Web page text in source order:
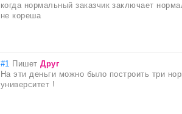
когда нормальный заказчик заключает
не кореша
#1 ПишетДруг
На эти деньги можно было построить три
университет !